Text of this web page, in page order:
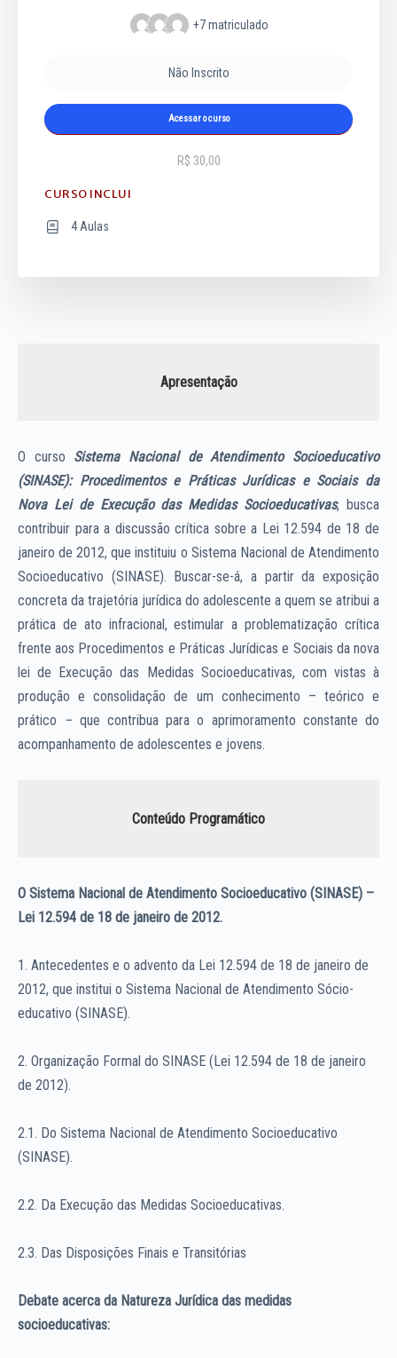
Apresentação
O curso Sistema Nacional de Atendimento Socioeducativo
(SINASE): Procedimentos e Práticas Jurídicas e Sociais da
Nova Lei de Execução das Medidas Socioeducativas, busca
contribuir para a discussão crítica sobre a Lei 12.594 de 18 de
janeiro de 2012, que instituiu o Sistema Nacional de Atendimento
Socioeducativo (SINASE). Buscar-se-á, a partir da exposição
concreta da trajetória jurídica do adolescente a quem se atribui a
prática de ato infracional, estimular a problematização crítica
frente aos Procedimentos e Práticas Jurídicas e Sociais da nova
lei de Execução das Medidas Socioeducativas, com vistas à
produção e consolidação de um conhecimento – teórico e
prático –que contribua para o aprimoramento constante do
acompanhamento de adolescentes e jovens.
Conteúdo Programático
O Sistema Nacional de Atendimento Socioeducativo (SINASE) –
Lei 12.594 de 18 de janeiro de 2012.
1. Antecedentes e o advento da Lei 12.594 de 18 de janeiro de
2012, que institui o Sistema Nacional de Atendimento Sócio-
educativo (SINASE).
2. Organização Formal do SINASE (Lei 12.594 de 18 de janeiro
de 2012).
2.1. Do Sistema Nacional de Atendimento Socioeducativo
(SINASE).
2.2. Da Execução das Medidas Socioeducativas.
2.3. Das Disposições Finais e Transitórias
Debate acerca da Natureza Jurídica das medidas
socioeducativas:
+7matriculado
Não Inscrito
Acessar o curso
R$ 30,00
CURSO INCLUI
4 Aulas